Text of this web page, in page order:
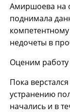
Амиршоева на
поднимала
недочеты в
Оценим работу
Пока
устранению
начались и в